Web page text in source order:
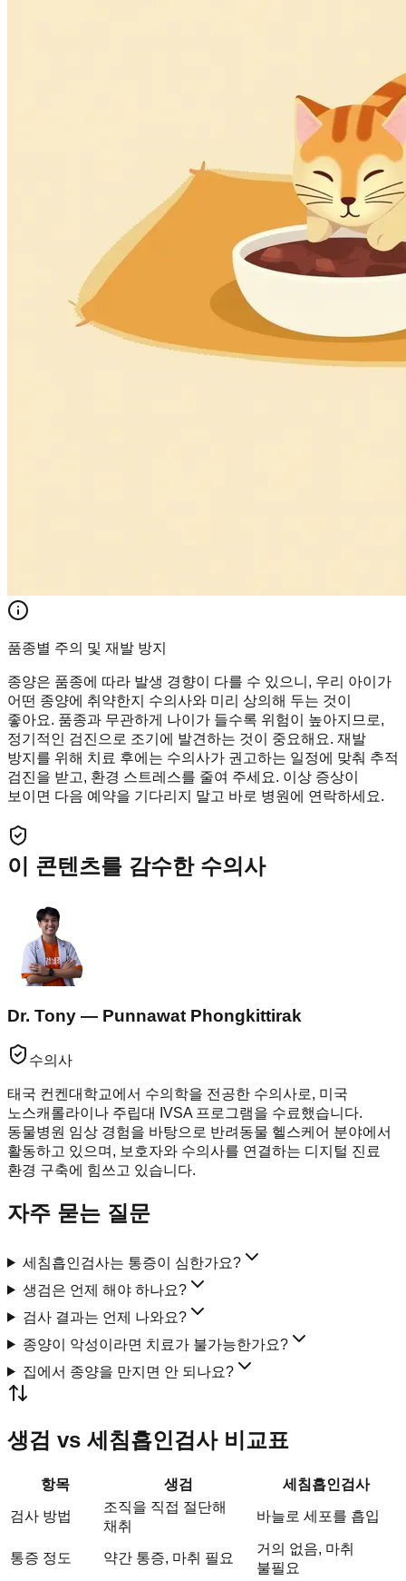
품종별 주의 및 재발 방지
종양은 품종에 따라 발생 경향이 다를 수 있으니, 우리 아이가
어떤 종양에 취약한지 수의사와 미리 상의해 두는 것이
좋아요. 품종과 무관하게 나이가 들수록 위험이 높아지므로,
정기적인 검진으로 조기에 발견하는 것이 중요해요. 재발
방지를 위해 치료 후에는 수의사가 권고하는 일정에 맞춰 추적
검진을 받고, 환경 스트레스를 줄여 주세요. 이상 증상이
보이면 다음 예약을 기다리지 말고 바로 병원에 연락하세요.
이 콘텐츠를 감수한 수의사
Dr. Tony — Punnawat Phongkittirak
수의사
태국 컨켄대학교에서 수의학을 전공한 수의사로, 미국
노스캐롤라이나 주립대 IVSA 프로그램을 수료했습니다.
동물병원 임상 경험을 바탕으로 반려동물 헬스케어 분야에서
활동하고 있으며, 보호자와 수의사를 연결하는 디지털 진료
환경 구축에 힘쓰고 있습니다.
자주 묻는 질문
세침흡인검사는 통증이 심한가요?
생검은 언제 해야 하나요?
검사 결과는 언제 나와요?
종양이 악성이라면 치료가 불가능한가요?
집에서 종양을 만지면 안 되나요?
생검 vs 세침흡인검사 비교표
항목 생검 세침흡인검사
검사 방법
조직을 직접 절단해
채취
바늘로 세포를 흡입
통증 정도 약간 통증, 마취 필요
거의 없음, 마취
불필요